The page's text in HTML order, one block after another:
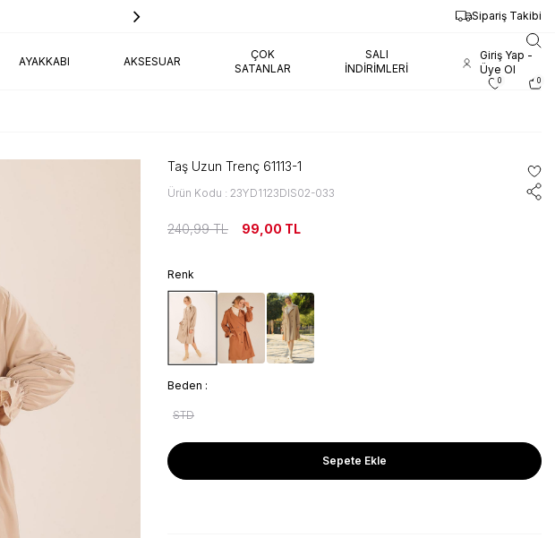
Sipariş Takibi
AYAKKABI AKSESUAR
ÇOK
SATANLAR
SALI
İNDIRIMLERI
Giriş Yap -
Üye Ol
0 0
Taş Uzun Trenç 61113-1
Ürün Kodu : 23YD1123DIS02-033
240,99TL 99,00 TL
Renk
Beden :
STD
Sepete Ekle